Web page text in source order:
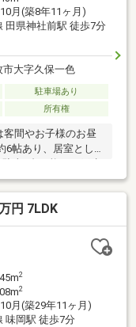
月(築8年11ヶ月)
田県神社前駅 徒歩7分
市大字久保一色
駐車場あり
所有権
間やお子様のお昼
帖あり、居室として
物もすっきり収納で
で家族団らんの時間
徒歩約13分・味
社前」駅 徒歩約7
徒歩約3分住宅ロー
っております！お気
円 7LDK
2
2
月(築29年11ヶ月)
味岡駅 徒歩7分